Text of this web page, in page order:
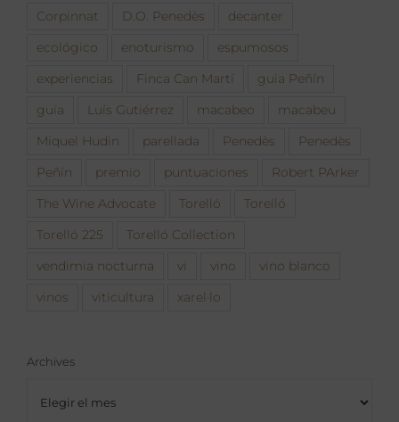
Corpinnat D.O. Penedès decanter
ecológico enoturismo espumosos
experiencias Finca Can Martí guia Peñín
guía Luís Gutiérrez macabeo macabeu
Miquel Hudin parellada Penedès Penedès
Peñín premio puntuaciones Robert PArker
The Wine Advocate Torelló Torelló
Torelló 225 Torelló Collection
vendimia nocturna vi vino vino blanco
vinos viticultura xarel·lo
Archives